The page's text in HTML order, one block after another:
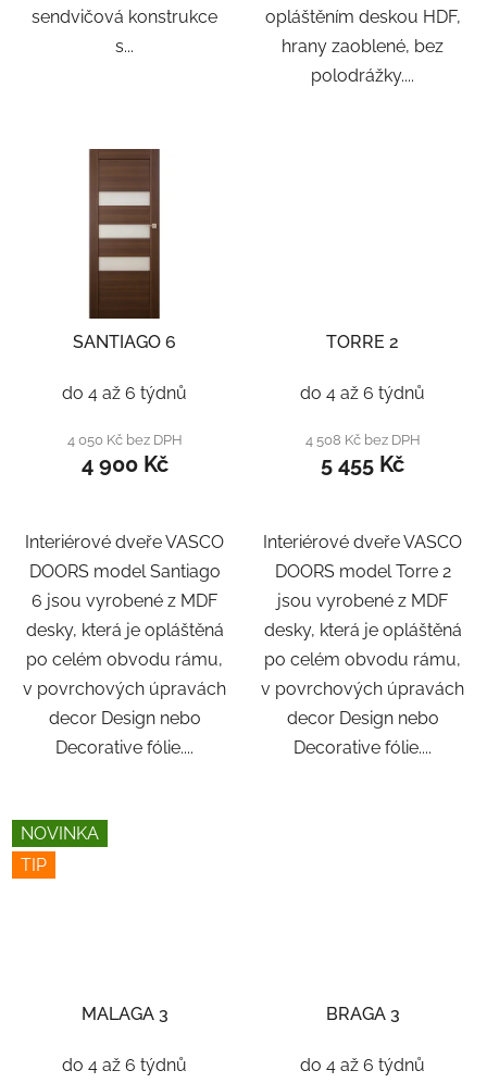
sendvičová konstrukce
s...
opláštěním deskou HDF,
hrany zaoblené, bez
polodrážky....
SANTIAGO 6
do 4 až 6 týdnů
4 050 Kč bez DPH
4 900 Kč
Interiérové dveře VASCO
DOORS model Santiago
6 jsou vyrobené z MDF
desky, která je opláštěná
po celém obvodu rámu,
v povrchových úpravách
decor Design nebo
Decorative fólie....
TORRE 2
do 4 až 6 týdnů
4 508 Kč bez DPH
5 455 Kč
Interiérové dveře VASCO
DOORS model Torre 2
jsou vyrobené z MDF
desky, která je opláštěná
po celém obvodu rámu,
v povrchových úpravách
decor Design nebo
Decorative fólie....
NOVINKA
TIP
MALAGA 3
do 4 až 6 týdnů
BRAGA 3
do 4 až 6 týdnů